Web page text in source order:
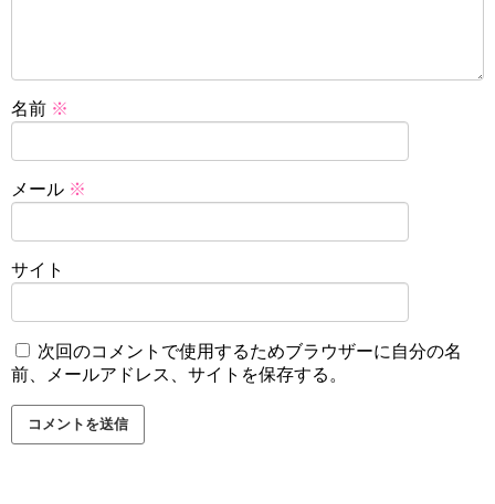
名前 ※
メール ※
サイト
次回のコメントで使用するためブラウザーに自分の名
前、メールアドレス、サイトを保存する。